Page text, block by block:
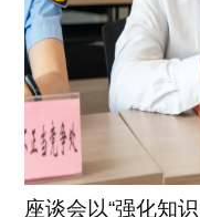
座谈会以“强化知